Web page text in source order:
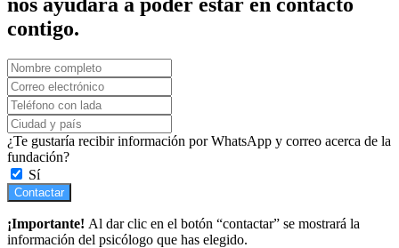
contigo.
¿Te gustaría recibir información por WhatsApp y correo acerca de la
fundación?
Sí
Contactar
¡Importante! Al dar clic en el botón “contactar” se mostrará la
información del psicólogo que has elegido.